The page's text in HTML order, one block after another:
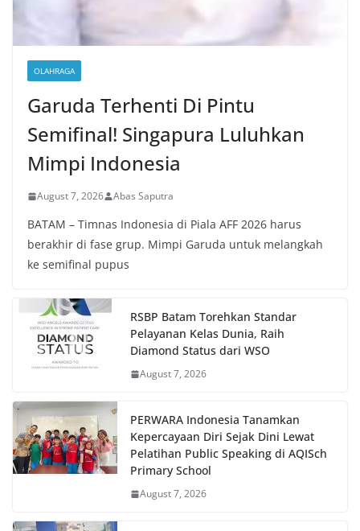
OLAHRAGA
Garuda Terhenti Di Pintu
Semifinal! Singapura Luluhkan
Mimpi Indonesia
August 7, 2026 Abas Saputra
BATAM – Timnas Indonesia di Piala AFF 2026 harus
berakhir di fase grup. Mimpi Garuda untuk melangkah
ke semifinal pupus
RSBP Batam Torehkan Standar
Pelayanan Kelas Dunia, Raih
Diamond Status dari WSO
August 7, 2026
PERWARA Indonesia Tanamkan
Kepercayaan Diri Sejak Dini Lewat
Pelatihan Public Speaking di AQISch
Primary School
August 7, 2026